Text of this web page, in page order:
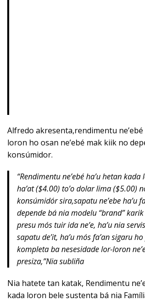
Alfredo akresenta,rendimentu
loron ho osan ne’ebé mak kiik no
konsúmidor.
“Rendimentu ne’ebé ha’u hetan
ha’at ($4.00) to’o dolar lima ($5.00)
konsúmidór sira,sapatu ne’ebe ha’u
depende bá nia modelu “brand”
presu mós tuir ida ne’e, ha’u nia
sapatu de’it, ha’u mós fa’an sigaru
kompleta ba nesesidade lor-loron
presiza,”Nia subliña
Nia hatete tan katak, Rendimentu
kada loron bele sustenta bá nia